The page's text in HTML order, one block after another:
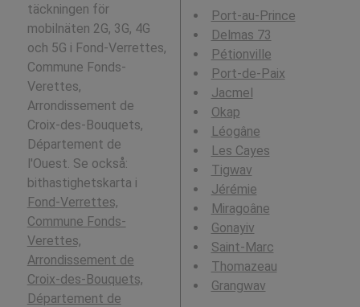
täckningen för
mobilnäten 2G, 3G, 4G
och 5G i Fond-Verrettes,
Commune Fonds-
Verettes,
Arrondissement de
Croix-des-Bouquets,
Département de
l'Ouest. Se också:
bithastighetskarta i
Fond-Verrettes,
Commune Fonds-
Verettes,
Arrondissement de
Croix-des-Bouquets,
Département de
Port-au-Prince
Delmas 73
Pétionville
Port-de-Paix
Jacmel
Okap
Léogâne
Les Cayes
Tigwav
Jérémie
Miragoâne
Gonayiv
Saint-Marc
Thomazeau
Grangwav